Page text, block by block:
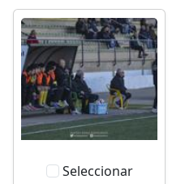
Seleccionar